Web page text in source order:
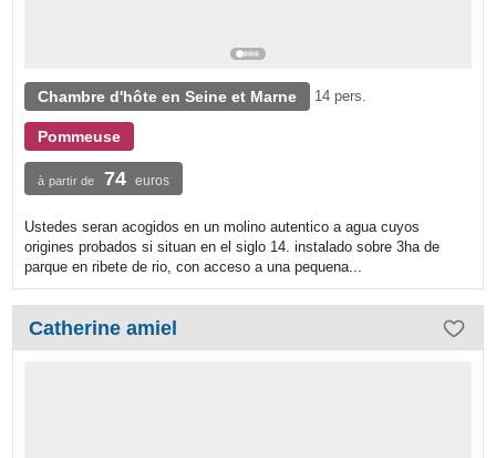
Chambre d'hôte en Seine et Marne 14 pers.
Pommeuse
à partir de 74 euros
Ustedes seran acogidos en un molino autentico a agua cuyos
origines probados si situan en el siglo 14. instalado sobre 3ha de
parque en ribete de rio, con acceso a una pequena...
Catherine amiel